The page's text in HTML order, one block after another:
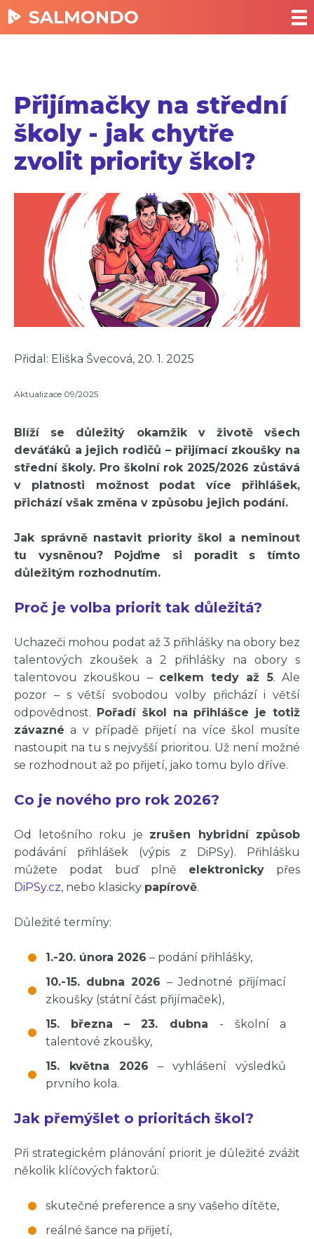
Přijímačky na střední
školy - jak chytře
zvolit priority škol?
Přidal: Eliška Švecová, 20. 1. 2025
Aktualizace 09/2025
Blíží se důležitý okamžik v životě všech
deváťáků a jejich rodičů – přijímací zkoušky na
střední školy. Pro školní rok 2025/2026 zůstává
v platnosti možnost podat více přihlášek,
přichází však změna v způsobu jejich podání.
Jak správně nastavit priority škol a neminout
tu vysněnou? Pojďme si poradit s tímto
důležitým rozhodnutím.
Proč je volba priorit tak důležitá?
Uchazeči mohou podat až 3 přihlášky na obory bez
talentových zkoušek a 2 přihlášky na obory s
talentovou zkouškou – celkem tedy až 5. Ale
pozor – s větší svobodou volby přichází i větší
odpovědnost.
Pořadí škol na přihlášce je totiž
závazné a v případě přijetí na více škol musíte
nastoupit na tu s nejvyšší prioritou. Už není možné
se rozhodnout až po přijetí, jako tomu bylo dříve.
Co je nového pro rok 2026?
Od letošního roku je zrušen hybridní způsob
podávání přihlášek (výpis z DiPSy). Přihlášku
můžete podat buď plně elektronicky přes
DiPSy.cz, nebo klasicky papírově.
Důležité termíny:
1.-20. února 2026 – podání přihlášky,
10.-15. dubna 2026 – Jednotné přijímací
zkoušky (státní část přijímaček),
15. března – 23. dubna -
školní a
talentové zkoušky,
15. května 2026 – vyhlášení výsledků
prvního kola.
Jak přemýšlet o prioritách škol?
Při strategickém plánování priorit je důležité zvážit
několik klíčových faktorů:
skutečné preference a sny vašeho dítěte,
reálné šance na přijetí,